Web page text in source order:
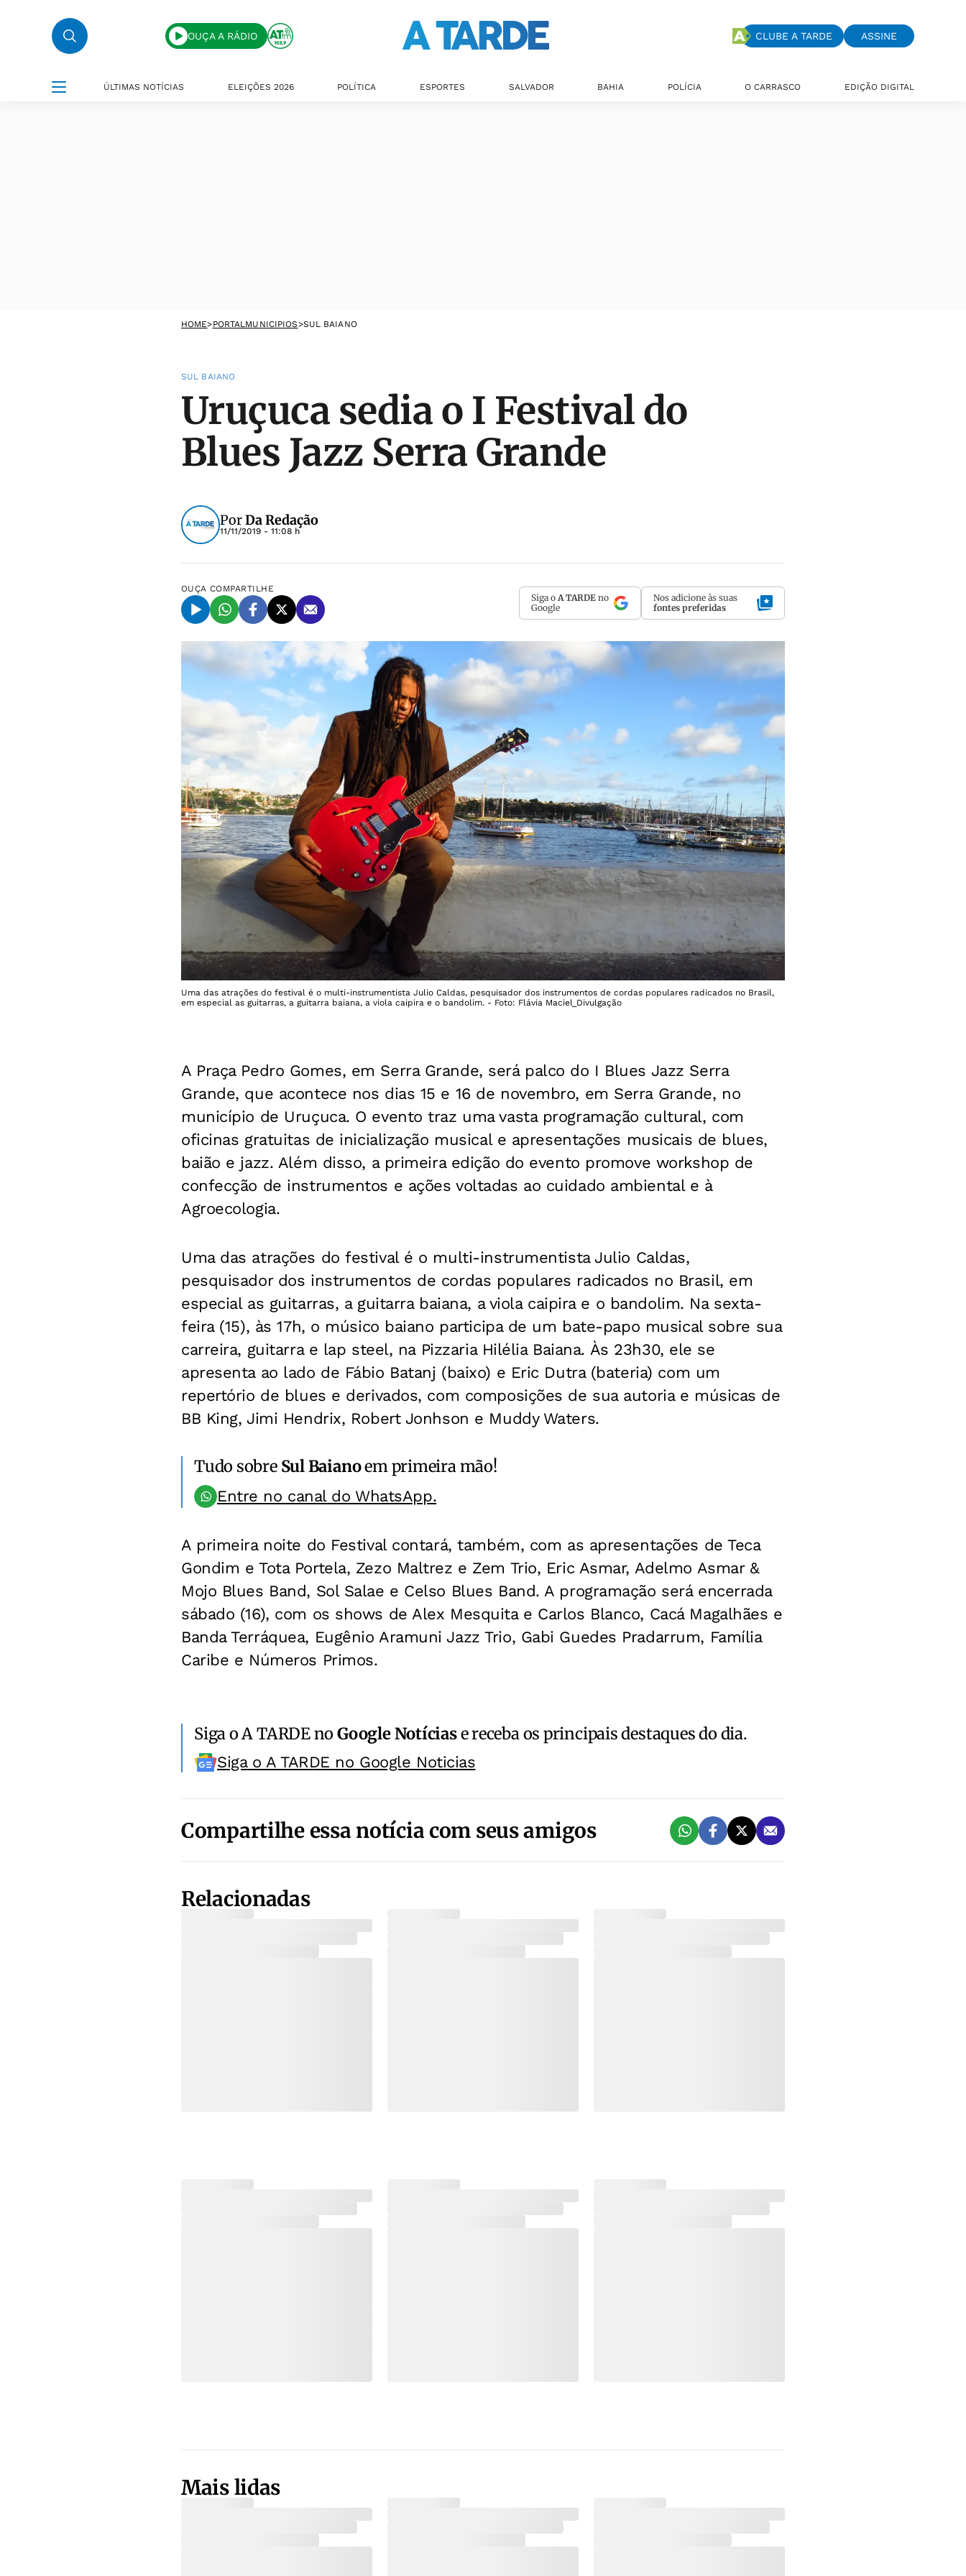
OUÇA A RÁDIO CLUBE A TARDE ASSINE
ÚLTIMAS NOTÍCIAS ELEIÇÕES 2026 POLÍTICA ESPORTES SALVADOR BAHIA POLÍCIA O CARRASCO EDIÇÃO DIGITAL
HOME>PORTALMUNICIPIOS>SUL BAIANO
SUL BAIANO
Uruçuca sedia o I Festival do
Blues Jazz Serra Grande
PorDa Redação
11/11/2019 - 11:08 h
OUÇA COMPARTILHE
Siga o A TARDE no
Google
Nos adicione às suas
fontes preferidas
Uma das atrações do festival é o multi-instrumentista Julio Caldas, pesquisador dos instrumentos de cordas populares radicados no Brasil,
em especial as guitarras, a guitarra baiana, a viola caipira e o bandolim. - Foto: Flávia Maciel_Divulgação
A Praça Pedro Gomes, em Serra Grande, será palco do I Blues Jazz Serra
Grande, que acontece nos dias 15 e 16 de novembro, em Serra Grande, no
município de Uruçuca. O evento traz uma vasta programação cultural, com
oficinas gratuitas de inicialização musical e apresentações musicais de blues,
baião e jazz. Além disso, a primeira edição do evento promove workshop de
confecção de instrumentos e ações voltadas ao cuidado ambiental e à
Agroecologia.
Uma das atrações do festival é o multi-instrumentista Julio Caldas,
pesquisador dos instrumentos de cordas populares radicados no Brasil, em
especial as guitarras, a guitarra baiana, a viola caipira e o bandolim. Na sexta-
feira (15), às 17h, o músico baiano participa de um bate-papo musical sobre sua
carreira, guitarra e lap steel, na Pizzaria Hilélia Baiana. Às 23h30, ele se
apresenta ao lado de Fábio Batanj (baixo) e Eric Dutra (bateria) com um
repertório de blues e derivados, com composições de sua autoria e músicas de
BB King, Jimi Hendrix, Robert Jonhson e Muddy Waters.
Tudo sobre Sul Baianoem primeira mão!
Entre no canal do WhatsApp.
A primeira noite do Festival contará, também, com as apresentações de Teca
Gondim e Tota Portela, Zezo Maltrez e Zem Trio, Eric Asmar, Adelmo Asmar &
Mojo Blues Band, Sol Salae e Celso Blues Band. A programação será encerrada
sábado (16), com os shows de Alex Mesquita e Carlos Blanco, Cacá Magalhães e
Banda Terráquea, Eugênio Aramuni Jazz Trio, Gabi Guedes Pradarrum, Família
Caribe e Números Primos.
Siga o A TARDE noGoogle Notíciase receba os principais destaques do dia.
Siga o A TARDE no Google Noticias
Compartilhe essa notícia com seus amigos
Relacionadas
Mais lidas